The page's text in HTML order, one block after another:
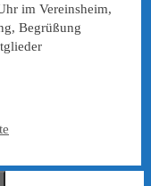
im Vereinsheim,
Begrüßung